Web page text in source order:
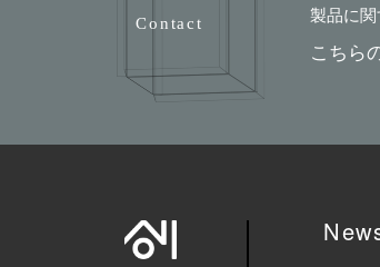
製品に
こちら